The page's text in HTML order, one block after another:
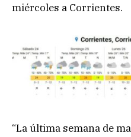
miércoles a Corrientes.
“La última semana de